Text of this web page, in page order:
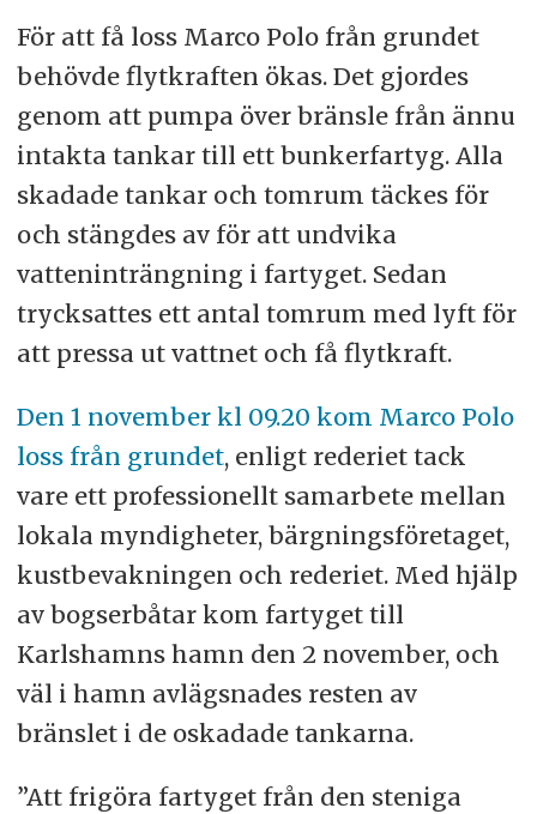
För att få loss Marco Polo från grundet
behövde flytkraften ökas. Det gjordes
genom att pumpa över bränsle från ännu
intakta tankar till ett bunkerfartyg. Alla
skadade tankar och tomrum täckes för
och stängdes av för att undvika
vatteninträngning i fartyget. Sedan
trycksattes ett antal tomrum med lyft för
att pressa ut vattnet och få flytkraft.
Den 1 november kl 09.20 kom Marco Polo
loss från grundet, enligt rederiet tack
vare ett professionellt samarbete mellan
lokala myndigheter, bärgningsföretaget,
kustbevakningen och rederiet. Med hjälp
av bogserbåtar kom fartyget till
Karlshamns hamn den 2 november, och
väl i hamn avlägsnades resten av
bränslet i de oskadade tankarna.
”Att frigöra fartyget från den steniga